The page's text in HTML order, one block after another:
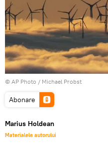
© AP Photo / Michael Probst
Abonare
Marius Holdean
Materialele autorului